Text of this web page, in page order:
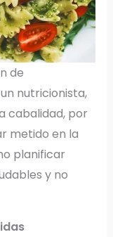
de
nutricionista,
cabalidad, por
metido en la
planificar
y no